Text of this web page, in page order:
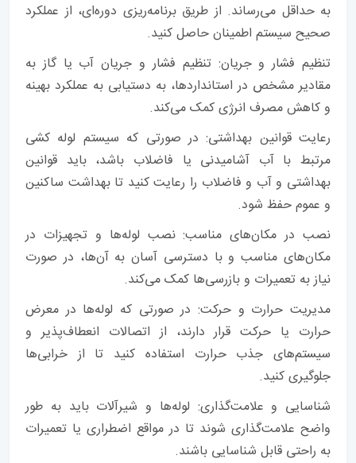
به حداقل می‌رساند. از طریق برنامه‌ریزی دوره‌ای، از عملکرد
صحیح سیستم اطمینان حاصل کنید.
تنظیم فشار و جریان: تنظیم فشار و جریان آب یا گاز به
مقادیر مشخص در استانداردها، به دستیابی به عملکرد بهینه
و کاهش مصرف انرژی کمک می‌کند.
رعایت قوانین بهداشتی: در صورتی که سیستم لوله کشی
مرتبط با آب آشامیدنی یا فاضلاب باشد، باید قوانین
بهداشتی و آب و فاضلاب را رعایت کنید تا بهداشت ساکنین
و عموم حفظ شود.
نصب در مکان‌های مناسب: نصب لوله‌ها و تجهیزات در
مکان‌های مناسب و با دسترسی آسان به آن‌ها، در صورت
نیاز به تعمیرات و بازرسی‌ها کمک می‌کند.
مدیریت حرارت و حرکت: در صورتی که لوله‌ها در معرض
حرارت یا حرکت قرار دارند، از اتصالات انعطاف‌پذیر و
سیستم‌های جذب حرارت استفاده کنید تا از خرابی‌ها
جلوگیری کنید.
شناسایی و علامت‌گذاری: لوله‌ها و شیرآلات باید به طور
واضح علامت‌گذاری شوند تا در مواقع اضطراری یا تعمیرات
به راحتی قابل شناسایی باشند.